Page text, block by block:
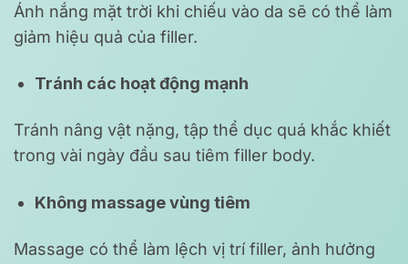
Ánh nắng mặt trời khi chiếu vào da sẽ có thể làm
giảm hiệu quả của filler.
Tránh các hoạt động mạnh
Tránh nâng vật nặng, tập thể dục quá khắc khiết
trong vài ngày đầu sau tiêm filler body.
Không massage vùng tiêm
Massage có thể làm lệch vị trí filler, ảnh hưởng